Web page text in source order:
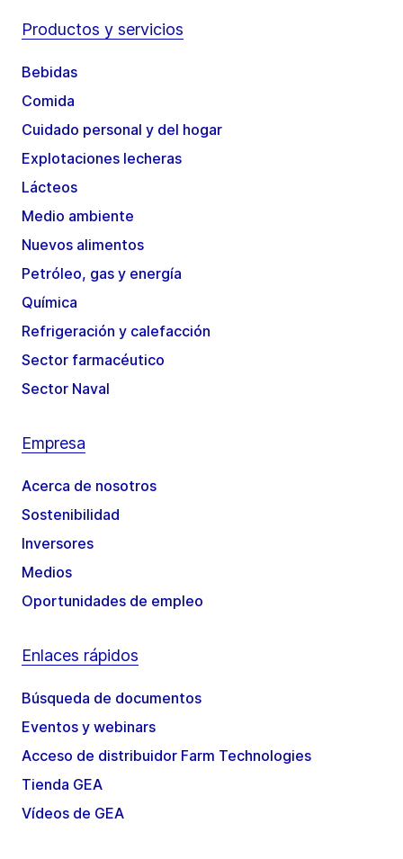
Productos y servicios
Bebidas
Comida
Cuidado personal y del hogar
Explotaciones lecheras
Lácteos
Medio ambiente
Nuevos alimentos
Petróleo, gas y energía
Química
Refrigeración y calefacción
Sector farmacéutico
Sector Naval
Empresa
Acerca de nosotros
Sostenibilidad
Inversores
Medios
Oportunidades de empleo
Enlaces rápidos
Búsqueda de documentos
Eventos y webinars
Acceso de distribuidor Farm Technologies
Tienda GEA
Vídeos de GEA